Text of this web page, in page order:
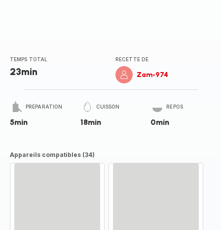
TEMPS TOTAL
23min
RECETTE DE
Zam-974
PRÉPARATION
5min
CUISSON
18min
REPOS
0min
Appareils compatibles (34)